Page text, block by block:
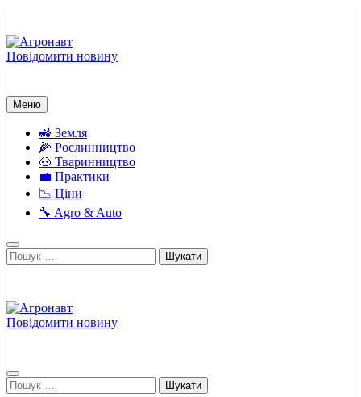
вмісту
Повідомити новину
Меню
🚜 Земля
🌽 Рослинництво
🐽 Тваринництво
💼 Практики
📉 Ціни
🔧 Agro & Auto
Пошук:
Повідомити новину
Пошук: